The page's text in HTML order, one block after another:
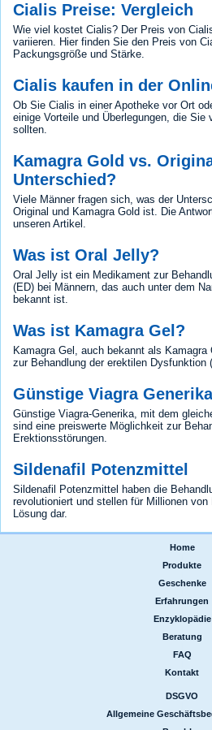
Cialis Preise: Vergleich
Wie viel kostet Cialis? Der Preis von
variieren. Hier finden Sie den Preis von
Packungsgröße und Stärke.
Cialis kaufen in der
Ob Sie Cialis in einer Apotheke vor Ort
einige Vorteile und Überlegungen, die
sollten.
Kamagra Gold vs.
Unterschied?
Viele Männer fragen sich, was der
Original und Kamagra Gold ist. Die
unseren Artikel.
Was ist Oral Jelly?
Oral Jelly ist ein Medikament zur
(ED) bei Männern, das auch unter dem
bekannt ist.
Was ist Kamagra Gel?
Kamagra Gel, auch bekannt als
zur Behandlung der erektilen Dysfunktion
Günstige Viagra Generika
Günstige Viagra-Generika, mit dem
sind eine preiswerte Möglichkeit zur
Erektionsstörungen.
Sildenafil Potenzmittel
Sildenafil Potenzmittel haben die
revolutioniert und stellen für Millionen von
Lösung dar.
Home
Produkte
Geschenke
Erfahrungen
Enzyklopädie
Beratung
FAQ
Kontakt
DSGVO
Allgemeine